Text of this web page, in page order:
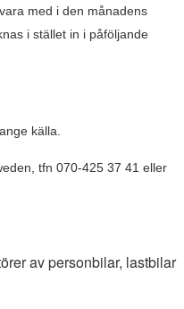
med i den månadens
i stället in i påföljande
källa.
tfn 070-425 37 41 eller
av personbilar, lastbilar